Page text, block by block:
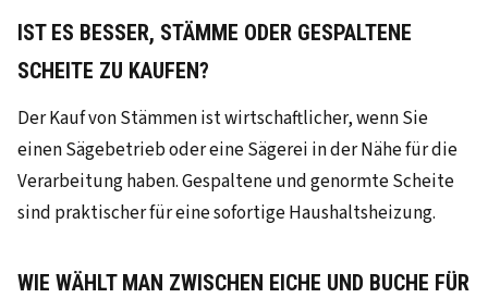
IST ES BESSER, STÄMME ODER GESPALTENE
SCHEITE ZU KAUFEN?
Der Kauf von Stämmen ist wirtschaftlicher, wenn Sie
einen Sägebetrieb oder eine Sägerei in der Nähe für die
Verarbeitung haben. Gespaltene und genormte Scheite
sind praktischer für eine sofortige Haushaltsheizung.
WIE WÄHLT MAN ZWISCHEN EICHE UND BUCHE FÜR